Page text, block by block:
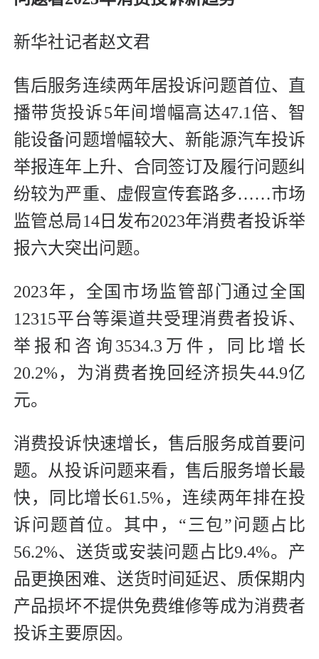
新华社记者赵文君
售后服务连续两年居投诉问题首位、直
播带货投诉5年间增幅高达47.1倍、智
能设备问题增幅较大、新能源汽车投诉
举报连年上升、合同签订及履行问题纠
纷较为严重、虚假宣传套路多……市场
监管总局14日发布2023年消费者投诉举
报六大突出问题。
2023年，全国市场监管部门通过全国
12315平台等渠道共受理消费者投诉、
举报和咨询3534.3万件，同比增长
20.2%，为消费者挽回经济损失44.9亿
元。
消费投诉快速增长，售后服务成首要问
题。从投诉问题来看，售后服务增长最
快，同比增长61.5%，连续两年排在投
诉问题首位。其中，“三包”问题占比
56.2%、送货或安装问题占比9.4%。产
品更换困难、送货时间延迟、质保期内
产品损坏不提供免费维修等成为消费者
投诉主要原因。